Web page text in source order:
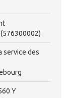
service des
Y